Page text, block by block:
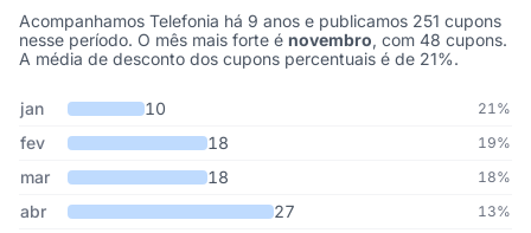
Acompanhamos Telefonia há 9 anos e publicamos 251 cupons
nesse período. O mês mais forte é novembro, com 48 cupons.
A média de desconto dos cupons percentuais é de 21%.
Cupons de Telefonia publicados por mês, somando os últimos 9
Mês Cupons publicados
jan 10 21%
fev 18 19%
mar 18 18%
abr 27 13%